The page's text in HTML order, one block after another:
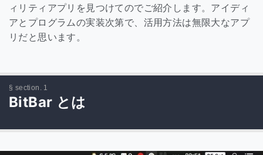
ィリティアプリを見つけてのでご紹介します。アイディ
アとプログラムの実装次第で、活用方法は無限大なアプ
リだと思います。
BitBar とは